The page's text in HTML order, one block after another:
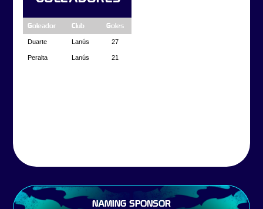
Goleador Club Goles
Duarte Lanús 27
Peralta Lanús 21
NAMING SPONSOR